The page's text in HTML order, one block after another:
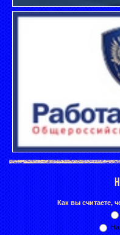
Как вы считаете,